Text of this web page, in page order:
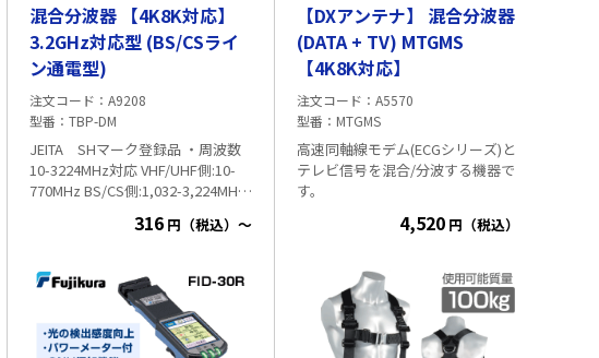
混合分波器 【4K8K対応】
3.2GHz対応型 (BS/CSライ
ン通電型)
注文コード
A9208
型番
TBP-DM
JEITA SHマーク登録品 ・周波数
10-3224MHz対応 VHF/UHF側:10-
770MHz BS/CS側:1,032-3,224MHz
・挿入損失 VHF/UHF 端子
3.0dB以下 ・VSWR VHF/UHF 端子
側 1.6以下 BS/CS 端子側 2.5
定用取付ビス2本付
316 円（税込）～
【DXアンテナ】 混合分波器
(DATA + TV) MTGMS
【4K8K対応】
注文コード
A5570
型番
MTGMS
高速同軸線モデム(ECGシリーズ)と
テレビ信号を混合/分波する機器で
す。
4,520 円（税込）